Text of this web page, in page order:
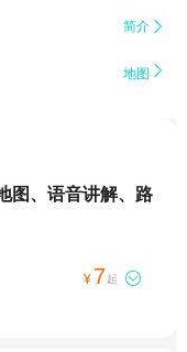
简介 
地图 
图、语音讲解、路
¥ 7起 